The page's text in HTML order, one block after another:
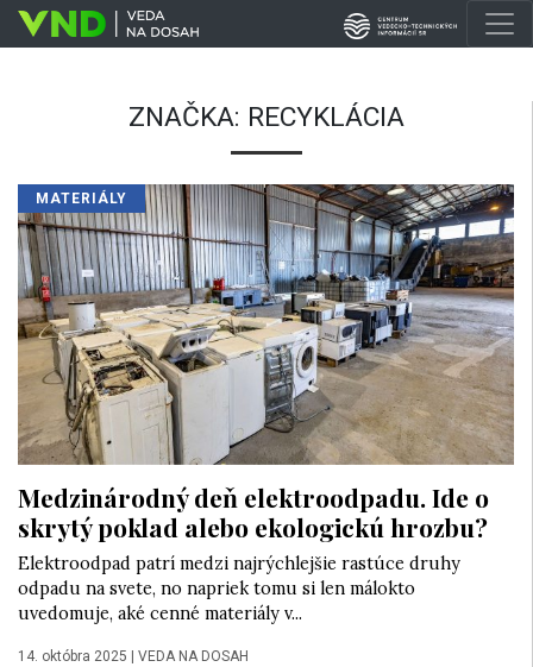
ZNAČKA: RECYKLÁCIA
MATERIÁLY
Medzinárodný deň elektroodpadu. Ide o
skrytý poklad alebo ekologickú hrozbu?
Elektroodpad patrí medzi najrýchlejšie rastúce druhy
odpadu na svete, no napriek tomu si len málokto
uvedomuje, aké cenné materiály v...
14. októbra 2025 VEDA NA DOSAH